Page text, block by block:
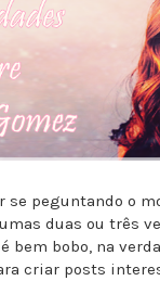
se peguntando o
duas ou três
bem bobo, na
criar posts